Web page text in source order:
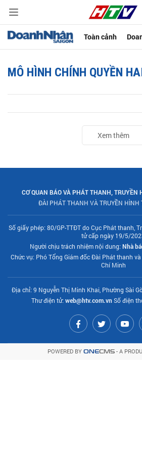
Toàn cảnh
MÔ HÌNH CHÍNH QUYỀN
Xem thêm
CƠ QUAN BÁO VÀ PHÁT THANH, TRUYỀN
ĐÀI PHÁT THANH VÀ TRUYỀN HÌNH
Số giấy phép: 80/GP-TTĐT do Cục Phát thanh,
tử cấp ngày 19/5/
Người chịu trách nhiệm nội dung: Nhà
Chức vụ: Phó Tổng Giám đốc Đài Phát thanh
Chí Minh
Địa chỉ: 9 Nguyễn Thị Minh Khai, Phường Sài
Thư điện tử: web@htv.com.vnSố điện
POWERED BY ONECMS- A